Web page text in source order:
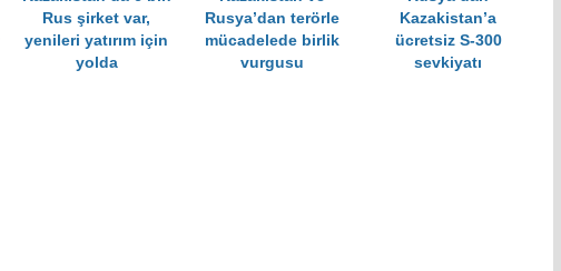
Rus şirket var,
yenileri yatırım için
yolda
Rusya’dan terörle
mücadelede birlik
vurgusu
Kazakistan’a
ücretsiz S-300
sevkiyatı